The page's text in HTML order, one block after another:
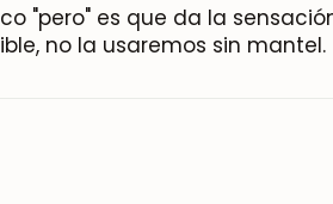
"pero" es que da la
no la usaremos sin mantel.